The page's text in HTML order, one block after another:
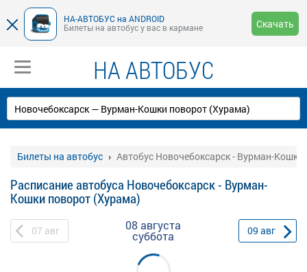
НА-АВТОБУС на ANDROID
Билеты на автобус у вас в кармане
Скачать
НА АВТОБУС
Билеты на автобус Автобус Новочебоксарск - Вурман-
Расписание автобуса Новочебоксарск - Вурман-
Кошки поворот (Хурама)
07 авг 08 августа
суббота 09 авг